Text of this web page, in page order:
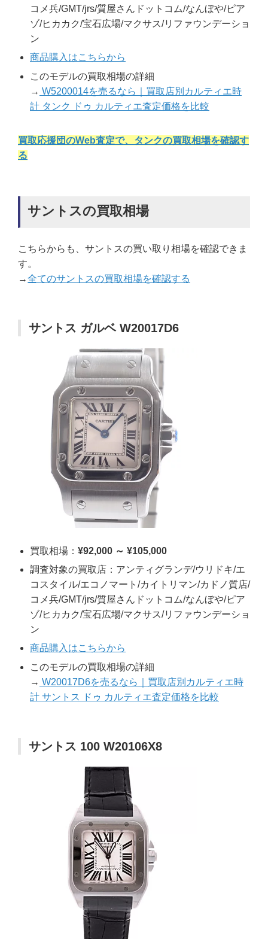
コメ兵/GMT/jrs/質屋さんドットコム/なんぼや/ピア
ゾ/ヒカカク/宝石広場/マクサス/リファウンデーショ
ン
商品購入はこちらから
このモデルの買取相場の詳細
→ W5200014を売るなら｜買取店別カルティエ時
計 タンク ドゥ カルティエ査定価格を比較
買取応援団のWeb査定で、タンクの買取相場を確認す
る
サントスの買取相場
こちらからも、サントスの買い取り相場を確認できま
す。
→全てのサントスの買取相場を確認する
サントス ガルベ W20017D6
買取相場： ¥92,000 ～ ¥105,000
調査対象の買取店：アンティグランデ/ウリドキ/エ
コスタイル/エコノマート/カイトリマン/カドノ質店/
コメ兵/GMT/jrs/質屋さんドットコム/なんぼや/ピア
ゾ/ヒカカク/宝石広場/マクサス/リファウンデーショ
ン
商品購入はこちらから
このモデルの買取相場の詳細
→ W20017D6を売るなら｜買取店別カルティエ時
計 サントス ドゥ カルティエ査定価格を比較
サントス 100 W20106X8